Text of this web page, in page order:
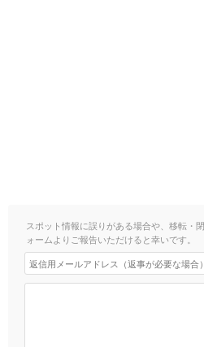
スポット情報に誤りがある場合や、移転・
ォームよりご報告いただけると幸いです。